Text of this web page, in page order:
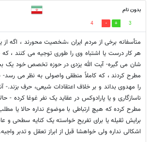
بدون نام
3
4
متأسفانه برخی از مردم ایران ،شخصیت محورند ، اگه
هر کار درست یا اشتباه وی را طوری توجیه می کنند ،
شان می گیره- آیت الله یزدی در حوزه تخصص خود
مطرح کردند ، که کاملاً منطقی واصولی به نظر می
را مهدوی بداند و بر خلاف اعتقادات شیعی، حرف بزند.-
ناسازگاری و یا پارادوکس در عقاید یک نفر غوغا کرده -
مطرح کرده که هیچ ارتباطی با موضوع نداره حالا یا
برایش ثقیله یا برای تفریح خواسته یک کنایه سطحی و
اشکالی نداره ولی خواهشا قبل از ابراز تعقل و تدبر واجبه.